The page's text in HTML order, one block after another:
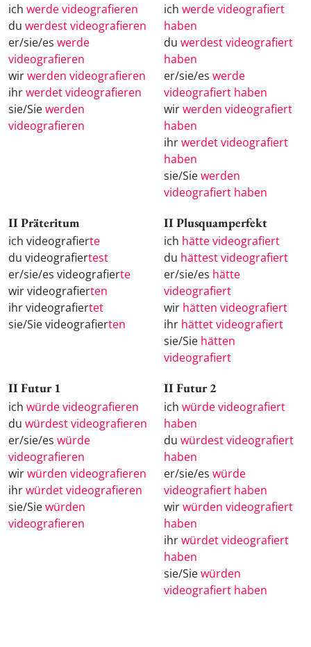
ich werde videografieren
du werdest videografieren
er/sie/es werde
videografieren
wirwerden videografieren
ihrwerdet videografieren
sie/Siewerden
videografieren
ich werde videografiert
haben
du werdest videografiert
haben
er/sie/es werde
videografiert haben
wirwerden videografiert
haben
ihrwerdet videografiert
haben
sie/Siewerden
videografiert haben
II Präteritum
ich videografierte
du videografiertest
er/sie/es videografierte
wir videografierten
ihr videografiertet
sie/Sie videografierten
II Plusquamperfekt
ich hätte videografiert
du hättest videografiert
er/sie/es hätte
videografiert
wir hätten videografiert
ihr hättet videografiert
sie/Sie hätten
videografiert
II Futur 1
ich würde videografieren
du würdest videografieren
er/sie/es würde
videografieren
wirwürden videografieren
ihrwürdet videografieren
sie/Siewürden
videografieren
II Futur 2
ich würde videografiert
haben
du würdest videografiert
haben
er/sie/es würde
videografiert haben
wirwürden videografiert
haben
ihrwürdet videografiert
haben
sie/Siewürden
videografiert haben